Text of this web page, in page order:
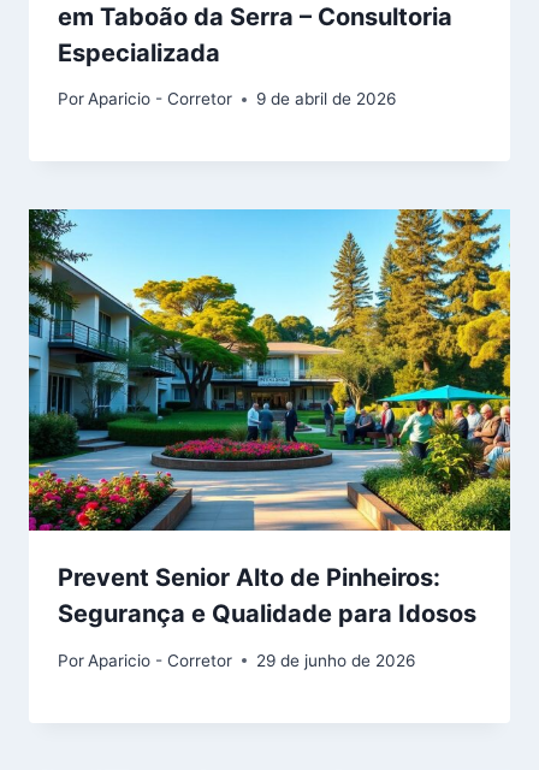
em Taboão da Serra – Consultoria
Especializada
PorAparicio - Corretor 9 de abril de 2026
Prevent Senior Alto de Pinheiros:
Segurança e Qualidade para Idosos
PorAparicio - Corretor 29 de junho de 2026